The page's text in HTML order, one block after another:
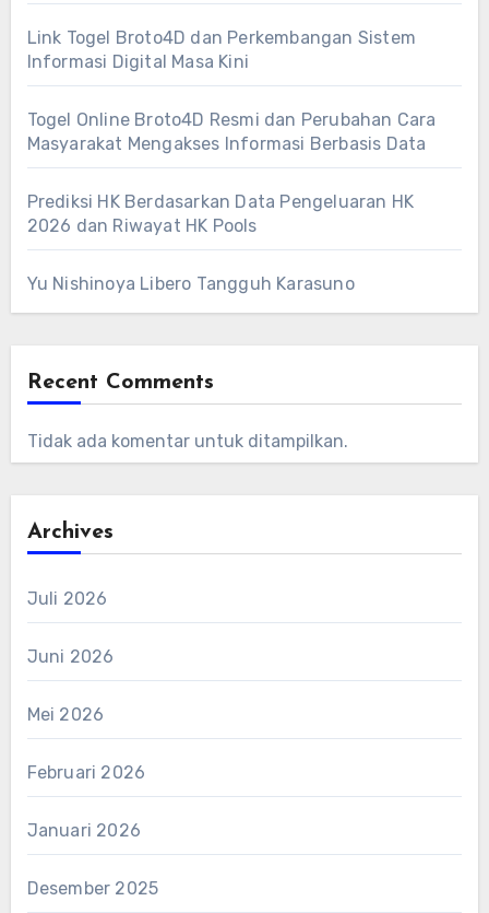
Link Togel Broto4D dan Perkembangan Sistem
Informasi Digital Masa Kini
Togel Online Broto4D Resmi dan Perubahan Cara
Masyarakat Mengakses Informasi Berbasis Data
Prediksi HK Berdasarkan Data Pengeluaran HK
2026 dan Riwayat HK Pools
Yu Nishinoya Libero Tangguh Karasuno
Recent Comments
Tidak ada komentar untuk ditampilkan.
Archives
Juli 2026
Juni 2026
Mei 2026
Februari 2026
Januari 2026
Desember 2025